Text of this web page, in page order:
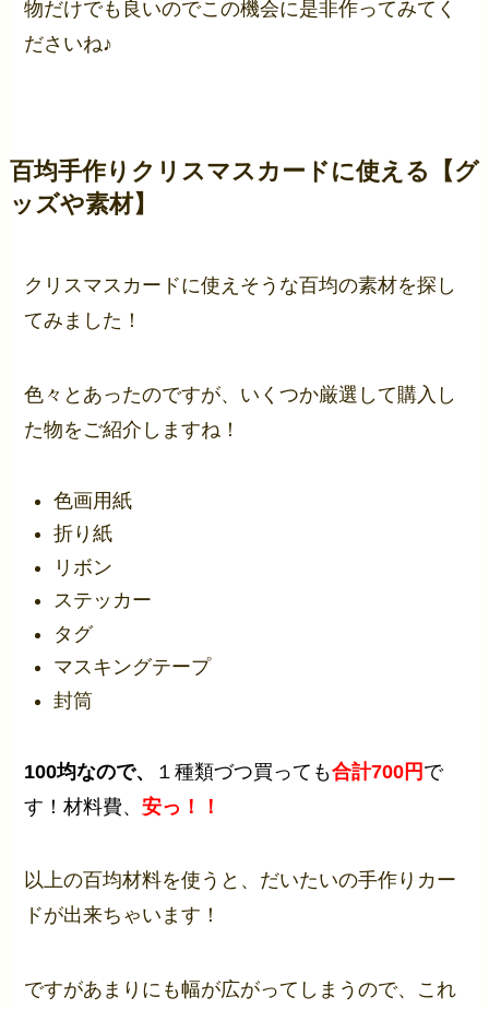
物だけでも良いのでこの機会に是非作ってみてく
ださいね♪
百均手作りクリスマスカードに使える【グ
ッズや素材】
クリスマスカードに使えそうな百均の素材を探し
てみました！
色々とあったのですが、いくつか厳選して購入し
た物をご紹介しますね！
色画用紙
折り紙
リボン
ステッカー
タグ
マスキングテープ
封筒
100均なので、 １種類づつ買っても合計700円 で
す！材料費、安っ！！
以上の百均材料を使うと、だいたいの手作りカー
ドが出来ちゃいます！
ですがあまりにも幅が広がってしまうので、これ